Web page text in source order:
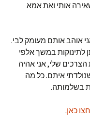
אותי ואת אמא
אוהב אותם מעומק לבי.
לתינוקות במשך אלפי
שלי, אני אהיה
איתם. כל מה
בשלמותה.
כאן.